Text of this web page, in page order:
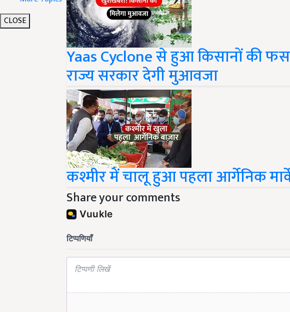
CLOSE
Yaas Cyclone से हुआ किसानों की
राज्य सरकार देगी मुआवजा
कश्मीर में चालू हुआ पहला आर्गेनिक
Share your comments